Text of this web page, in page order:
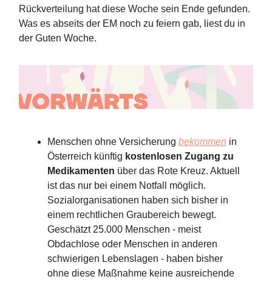
Rückverteilung hat diese Woche sein Ende gefunden.
Was es abseits der EM noch zu feiern gab, liest du in
der Guten Woche.
Menschen ohne Versicherung bekommen in
Österreich künftig kostenlosen Zugang zu
Medikamenten über das Rote Kreuz. Aktuell
ist das nur bei einem Notfall möglich.
Sozialorganisationen haben sich bisher in
einem rechtlichen Graubereich bewegt.
Geschätzt 25.000 Menschen - meist
Obdachlose oder Menschen in anderen
schwierigen Lebenslagen - haben bisher
ohne diese Maßnahme keine ausreichende